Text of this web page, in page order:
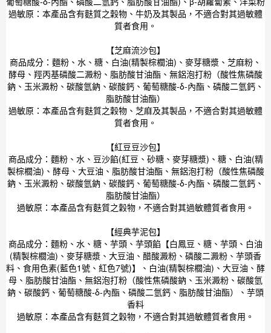
過敏原：本產品含有麩質之穀物、牛奶及其製品，不適合對其過敏體
質者食用。
【芝麻流沙包】
商品成分：麵粉、水、糖、白油(精製棕櫚油)、麥芽糖漿、芝麻粉、
酵母、羥丙基磷酸二澱粉、脂肪酸甘油酯、無鋁泡打粉（酸性焦磷酸
鈉、玉米澱粉、碳酸氫鈉、碳酸鈣、葡萄糖酸-δ-內酯、磷酸二氫鈣、
脂肪酸甘油酯）
過敏原：本產品含有麩質之穀物、芝麻及其製品，不適合對其過敏體
質者食用。
【紅豆豆沙包】
商品成分：麵粉、水、豆沙餡(紅豆、砂糖、麥芽糖漿)、糖、白油(精
製棕櫚油)、酵母、大豆油、脂肪酸甘油酯、無鋁泡打粉（酸性焦磷酸
鈉、玉米澱粉、碳酸氫鈉、碳酸鈣、葡萄糖酸-δ-內酯、磷酸二氫鈣、
脂肪酸甘油酯）
過敏原：本產品含有麩質之穀物，不適合對其過敏體質者食用。
【經典芋泥包】
商品成分：麵粉、水、糖、芋頭、芋頭餡【白鳳豆、糖、芋頭、白油
(精製棕櫚油)、麥芽糖漿、大豆油、醋酸澱粉、磷酸二澱粉、芋頭香
料、食用色素(藍色1號、紅色7號)】、白油(精製棕櫚油)、大豆油、酵
母、脂肪酸甘油酯、無鋁泡打粉（酸性焦磷酸鈉、玉米澱粉、碳酸氫
鈉、碳酸鈣、葡萄糖酸-δ-內酯、磷酸二氫鈣、脂肪酸甘油酯）、芋頭
香料
過敏原：本產品含有麩質之穀物，不適合對其過敏體質者食用。